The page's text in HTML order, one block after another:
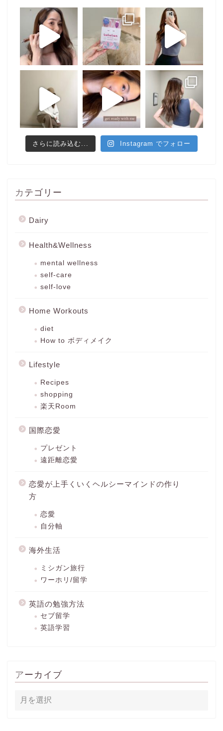
さらに読み込む... Instagram でフォロー
カテゴリー
Dairy
Health&Wellness
mental wellness
self-care
self-love
Home Workouts
diet
How to ボディメイク
Lifestyle
Recipes
shopping
楽天Room
国際恋愛
プレゼント
遠距離恋愛
恋愛が上手くいくヘルシーマインドの作り
方
恋愛
自分軸
海外生活
ミシガン旅行
ワーホリ/留学
英語の勉強方法
セブ留学
英語学習
アーカイブ